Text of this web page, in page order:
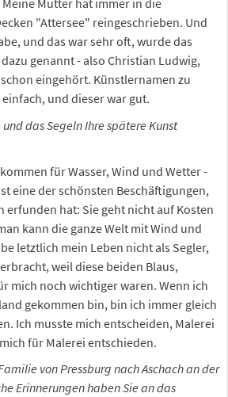
Mutter hat immer in die
"Attersee" reingeschrieben. Und
und das war sehr oft, wurde das
genannt - also Christian Ludwig,
eingehört. Künstlernamen zu
und dieser war gut.
das Segeln Ihre spätere Kunst
für Wasser, Wind und Wetter -
eine der schönsten Beschäftigungen,
erfunden hat: Sie geht nicht auf Kosten
kann die ganze Welt mit Wind und
letztlich mein Leben nicht als Segler,
weil diese beiden Blaus,
mich noch wichtiger waren. Wenn ich
gekommen bin, bin ich immer gleich
Ich musste mich entscheiden, Malerei
für Malerei entschieden.
von Pressburg nach Aschach an der
Erinnerungen haben Sie an das